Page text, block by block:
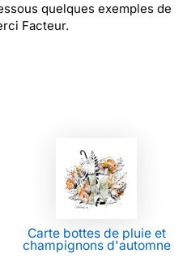
quelques exemples de
Facteur.
Carte bottes de pluie et
champignons d'automne